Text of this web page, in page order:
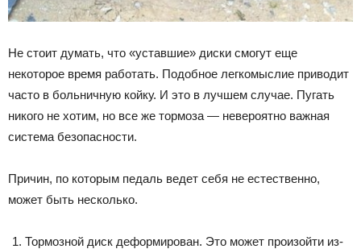
Не стоит думать, что «уставшие» диски смогут еще
некоторое время работать. Подобное легкомыслие приводит
часто в больничную койку. И это в лучшем случае. Пугать
никого не хотим, но все же тормоза — невероятно важная
система безопасности.
Причин, по которым педаль ведет себя не естественно,
может быть несколько.
Тормозной диск деформирован. Это может произойти из-